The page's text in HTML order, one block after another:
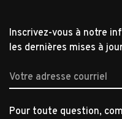
Inscrivez-vous à notre
les dernières mises à
Pour toute question,